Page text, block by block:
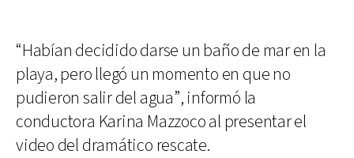
“Habían decidido darse un baño de mar en la
playa, pero llegó un momento en que no
pudieron salir del agua”, informó la
conductora Karina Mazzoco al presentar el
video del dramático rescate.